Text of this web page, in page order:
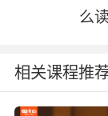
威胁一个手
么
相关课程推